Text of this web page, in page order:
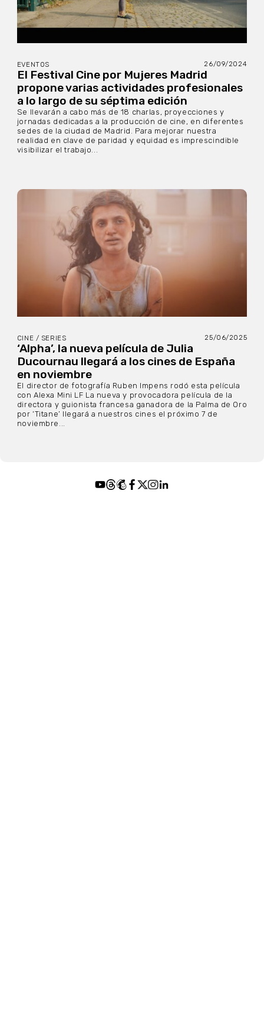
EVENTOS 26/09/2024
El Festival Cine por Mujeres Madrid
propone varias actividades profesionales
a lo largo de su séptima edición
Se llevarán a cabo más de 18 charlas, proyecciones y
jornadas dedicadas a la producción de cine, en diferentes
sedes de la ciudad de Madrid. Para mejorar nuestra
realidad en clave de paridad y equidad es imprescindible
visibilizar el trabajo...
CINE / SERIES 25/06/2025
‘Alpha’, la nueva película de Julia
Ducournau llegará a los cines de España
en noviembre
El director de fotografía Ruben Impens rodó esta película
con Alexa Mini LF La nueva y provocadora película de la
directora y guionista francesa ganadora de la Palma de Oro
por ‘Titane’ llegará a nuestros cines el próximo 7 de
noviembre...